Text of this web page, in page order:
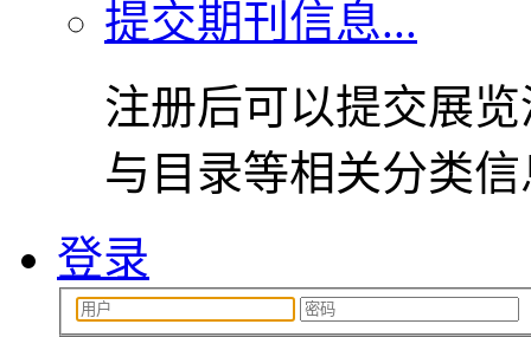
提交期刊信息...
注册后可以提交展
与目录等相关分类
登录